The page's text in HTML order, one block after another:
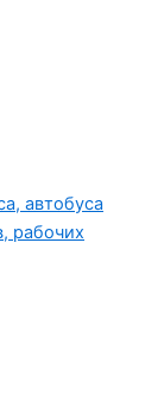
автобуса
рабочих